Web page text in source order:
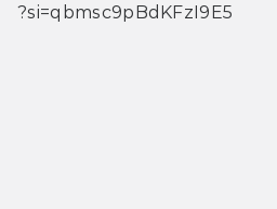
?si=qbmsc9pBdKFzI9E5